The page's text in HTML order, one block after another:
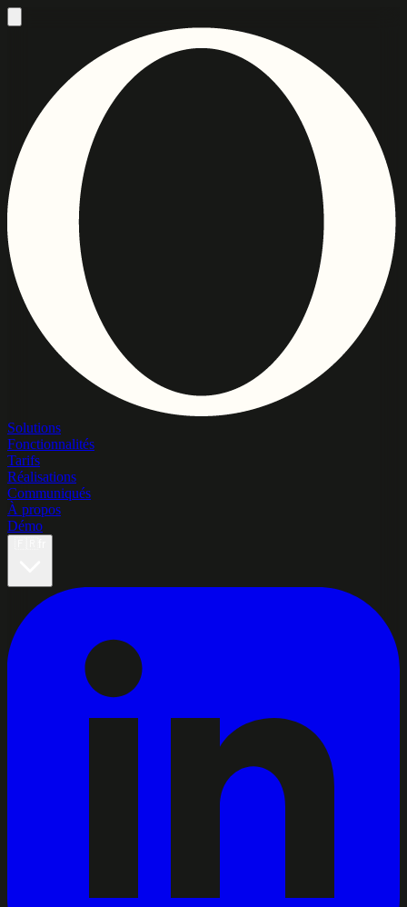
Solutions
Fonctionnalités
Tarifs
Réalisations
Communiqués
À propos
Démo